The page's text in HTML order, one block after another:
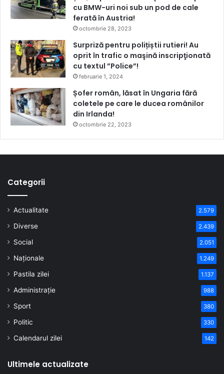
cu BMW-uri noi sub un pod de cale
ferată în Austria!
octombrie 28, 2023
Surpriză pentru polițiștii rutieri! Au
oprit în trafic o maşină inscripţionată
cu textul ”Police”!
februarie 1, 2024
Șofer român, lăsat în Ungaria fără
coletele pe care le ducea românilor
din Irlanda!
octombrie 22, 2023
Categorii
Actualitate 2.579
Diverse 2.439
Social 2.051
Naționale 1.249
Pastila zilei 1.137
Administrație 988
Sport 380
Politic 330
Calendarul zilei 142
Ultimele actualizate